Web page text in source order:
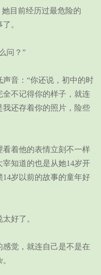
目前经历过最危险的
。
问？”
音：“你还说，初中的时
不记得你的样子，就连
我还存着你的照片，险些
着他的表情立刻不一样
知道的也是从她14岁开
岁以前的故事的童年好
好了。
觉，就连自己是不是在